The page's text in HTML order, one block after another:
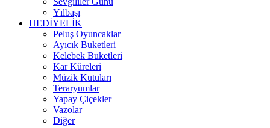
Yılbaşı
HEDİYELİK
Peluş Oyuncaklar
Ayıcık Buketleri
Kelebek Buketleri
Kar Küreleri
Müzik Kutuları
Teraryumlar
Yapay Çiçekler
Vazolar
Diğer